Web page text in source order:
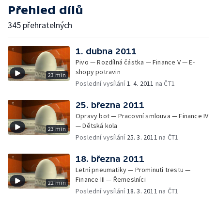
Přehled dílů
345 přehratelných
23 min
1. dubna 2011
Pivo — Rozdílná částka — Finance V — E-
shopy potravin
Poslední vysílání1. 4. 2011 na ČT1
23 min
25. března 2011
Opravy bot — Pracovní smlouva — Finance IV
— Dětská kola
Poslední vysílání 25. 3. 2011 na ČT1
22 min
18. března 2011
Letní pneumatiky — Prominutí trestu —
Finance III — Řemeslníci
Poslední vysílání18. 3. 2011 na ČT1